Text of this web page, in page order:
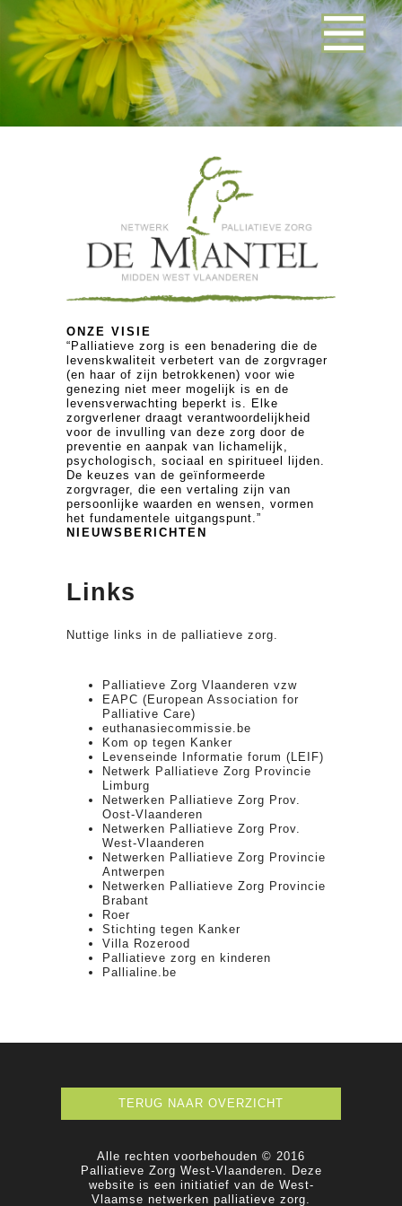
ONZE VISIE
“Palliatieve zorg is een benadering die de
levenskwaliteit verbetert van de zorgvrager
(en haar of zijn betrokkenen) voor wie
genezing niet meer mogelijk is en de
levensverwachting beperkt is. Elke
zorgverlener draagt verantwoordelijkheid
voor de invulling van deze zorg door de
preventie en aanpak van lichamelijk,
psychologisch, sociaal en spiritueel lijden.
De keuzes van de geïnformeerde
zorgvrager, die een vertaling zijn van
persoonlijke waarden en wensen, vormen
het fundamentele uitgangspunt.”
NIEUWSBERICHTEN
Links
Nuttige links in de palliatieve zorg.
Palliatieve Zorg Vlaanderen vzw
EAPC (European Association for
Palliative Care)
euthanasiecommissie.be
Kom op tegen Kanker
Levenseinde Informatie forum (LEIF)
Netwerk Palliatieve Zorg Provincie
Limburg
Netwerken Palliatieve Zorg Prov.
Oost-Vlaanderen
Netwerken Palliatieve Zorg Prov.
West-Vlaanderen
Netwerken Palliatieve Zorg Provincie
Antwerpen
Netwerken Palliatieve Zorg Provincie
Brabant
Roer
Stichting tegen Kanker
Villa Rozerood
Palliatieve zorg en kinderen
Pallialine.be
TERUG NAAR OVERZICHT
Alle rechten voorbehouden © 2016
Palliatieve Zorg West-Vlaanderen. Deze
website is een initiatief van de West-
Vlaamse netwerken palliatieve zorg.